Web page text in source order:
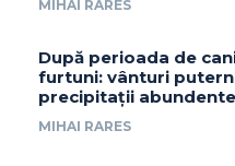
MIHAI RARES
După perioada de
furtuni: vânturi
precipitații
MIHAI RARES